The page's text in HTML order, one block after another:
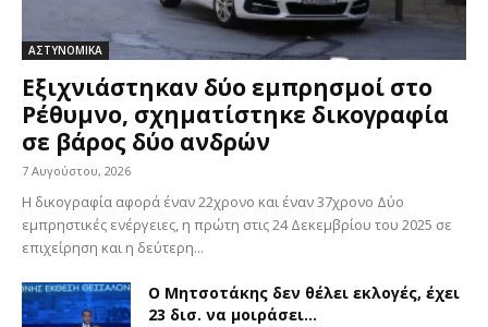
ΑΣΤΥΝΟΜΙΚΑ
Εξιχνιάστηκαν δύο εμπρησμοί στο
Ρέθυμνο, σχηματίστηκε δικογραφία
σε βάρος δύο ανδρών
7 Αυγούστου, 2026
Η δικογραφία αφορά έναν 22χρονο και έναν 37χρονο Δύο
εμπρηστικές ενέργειες, η πρώτη στις 24 Δεκεμβρίου του 2025 σε
επιχείρηση και η δεύτερη...
Ο Μητσοτάκης δεν θέλει εκλογές, έχει
23 δισ. να μοιράσει…